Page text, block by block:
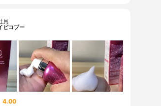
員
ピコブー
4.00